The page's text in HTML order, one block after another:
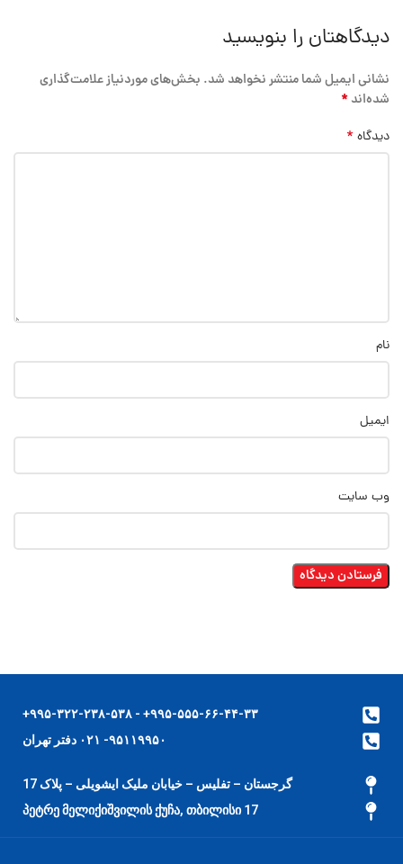
دیدگاهتان را بنویسید
نشانی ایمیل شما منتشر نخواهد شد. بخش‌های موردنیاز علامت‌گذاری
شده‌اند*
دیدگاه *
نام
ایمیل
وب‌ سایت
۹۹۵-۵۵۵-۶۶-۴۴-۳۳+ - ۹۹۵-۳۲۲-۲۳۸-۵۳۸+
۹۵۱۱۹۹۵۰- ۰۲۱ دفتر تهران
گرجستان – تفلیس – خیابان ملیک ایشویلی – پلاک 17
17 პეტრე მელიქიშვილის ქუჩა, თბილისი